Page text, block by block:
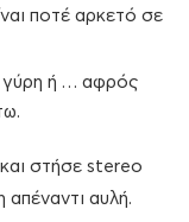
ποτέ αρκετό σε
γύρη ή … αφρός
στήσε stereo
απέναντι αυλή.